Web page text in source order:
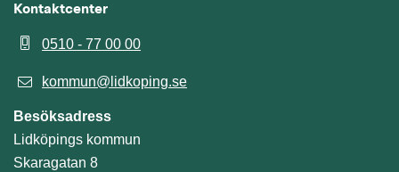
Kontaktcenter
0510 - 77 00 00
kommun@lidkoping.se
Besöksadress
Lidköpings kommun
Skaragatan 8